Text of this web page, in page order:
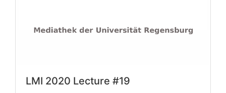
LMI 2020 Lecture #19